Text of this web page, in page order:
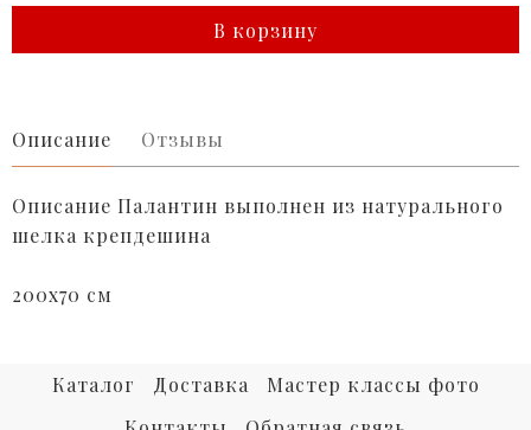
В корзину
Описание Отзывы
Описание Палантин выполнен из натурального
шелка крепдешина
200х70 см
Каталог Доставка
Мастер классы фото